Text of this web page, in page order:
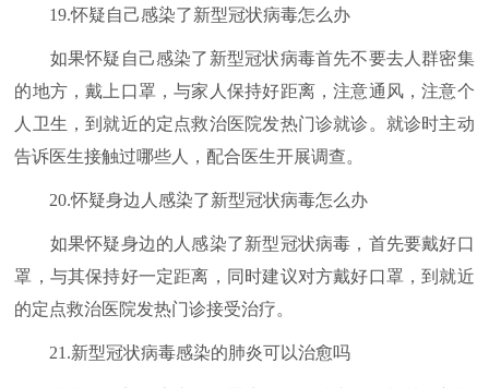
19.怀疑自己感染了新型冠状病毒怎么办
如果怀疑自己感染了新型冠状病毒首先不要去人群密集
的地方，戴上口罩，与家人保持好距离，注意通风，注意个
人卫生，到就近的定点救治医院发热门诊就诊。就诊时主动
告诉医生接触过哪些人，配合医生开展调查。
20.怀疑身边人感染了新型冠状病毒怎么办
如果怀疑身边的人感染了新型冠状病毒，首先要戴好口
罩，与其保持好一定距离，同时建议对方戴好口罩，到就近
的定点救治医院发热门诊接受治疗。
21.新型冠状病毒感染的肺炎可以治愈吗